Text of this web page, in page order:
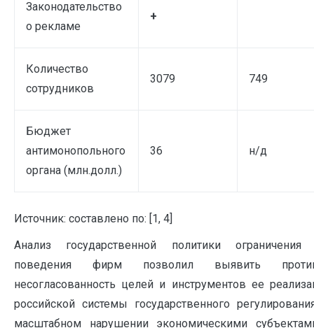
Законодательство
о рекламе
+
Количество
сотрудников
3079 749
Бюджет
антимонопольного
органа (млн.долл.)
36 н/д
Источник: составлено по: [1, 4]
Анализ государственной политики ограничения
поведения фирм позволил выявить
несогласованность целей и инструментов ее
российской системы государственного
масштабном нарушении экономическими